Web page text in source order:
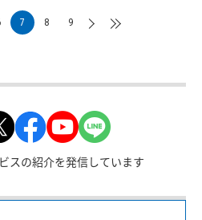
7 8 9
スの紹介を発信しています